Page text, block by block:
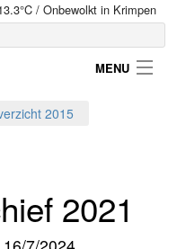
/ Onbewolkt in Krimpen
MENU
2015
2021